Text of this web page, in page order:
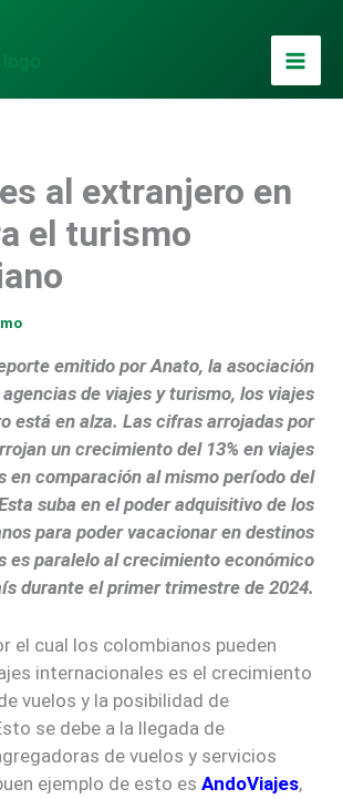
al extranjero en
el turismo
emitido por Anato, la asociación
de viajes y turismo, los viajes
está en alza. Las cifras arrojadas por
un crecimiento del 13% en viajes
en comparación al mismo período del
suba en el poder adquisitivo de los
para poder vacacionar en destinos
es paralelo al crecimiento económico
durante el primer trimestre de 2024.
el cual los colombianos pueden
internacionales es el crecimiento
vuelos y la posibilidad de
se debe a la llegada de
de vuelos y servicios
ejemplo de esto esAndoViajes,